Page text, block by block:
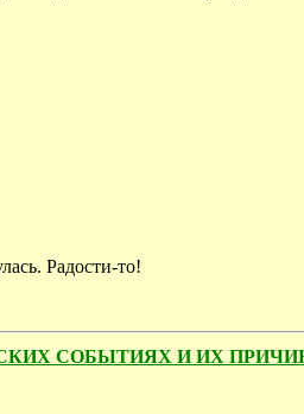
Радости-то!
СОБЫТИЯХ И ИХ